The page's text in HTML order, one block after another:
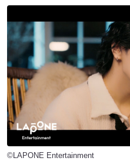
©LAPONE Entertainment